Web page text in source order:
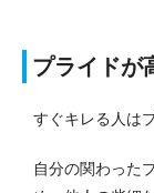
プライドが
すぐキレる人は
自分の関わった